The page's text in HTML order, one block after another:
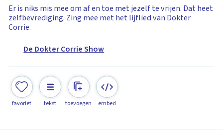
Er is niks mis mee om af en toe met jezelf te vrijen. Dat heet
zelfbevrediging. Zing mee met het lijflied van Dokter
Corrie.
De Dokter Corrie Show
favoriet tekst toevoegen embed